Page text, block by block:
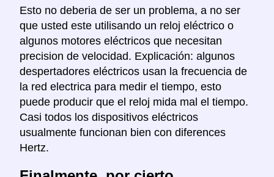
Esto no deberia de ser un problema, a no ser
que usted este utilisando un reloj eléctrico o
algunos motores eléctricos que necesitan
precision de velocidad. Explicación: algunos
despertadores eléctricos usan la frecuencia de
la red electrica para medir el tiempo, esto
puede producir que el reloj mida mal el tiempo.
Casi todos los dispositivos eléctricos
usualmente funcionan bien con diferences
Hertz.